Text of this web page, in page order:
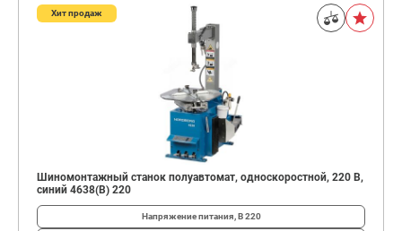
Хит продаж
Шиномонтажный станок полуавтомат, односкоростной, 220 В,
синий 4638(B) 220
Напряжение питания, В220